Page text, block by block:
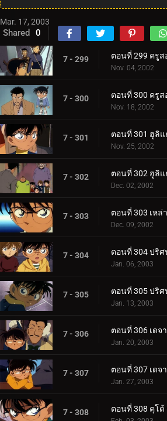
Mar. 17, 2003
Shared 0
7 - 299
Nov. 04, 2002
7 - 300
Nov. 18, 2002
7 - 301
Nov. 25, 2002
7 - 302
Dec. 02, 2002
7 - 303 ตอนที่ 303 เหล่
Dec. 09, 2002
7 - 304
Jan. 06, 2003
7 - 305
Jan. 13, 2003
7 - 306
Jan. 20, 2003
7 - 307
Jan. 27, 2003
7 - 308